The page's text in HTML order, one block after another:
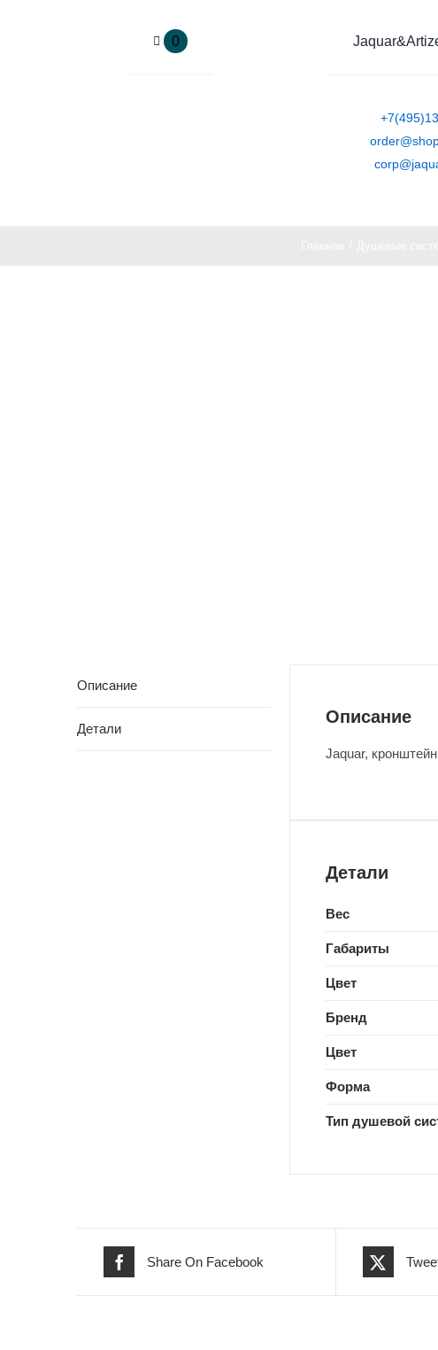
0
Описание
Детали
Описание
Jaquar,
Детали
Вес
Габариты
Цвет
Бренд
Цвет
Форма
Тип душевой
Share On Facebook